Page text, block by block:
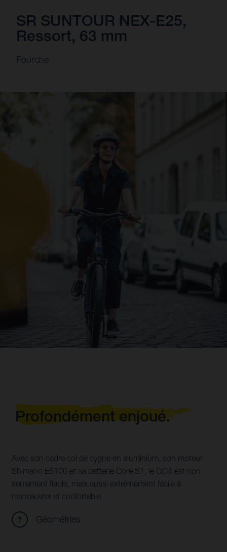
SR SUNTOUR NEX-E25,
Ressort, 63 mm
Fourche
Profondément enjoué.
Avec son cadre col de cygne en aluminium, son moteur
Shimano E6100 et sa batterie Core S1, le GC4 est non
seulement fiable, mais aussi extrêmement facile à
manœuvrer et confortable.
Géométries